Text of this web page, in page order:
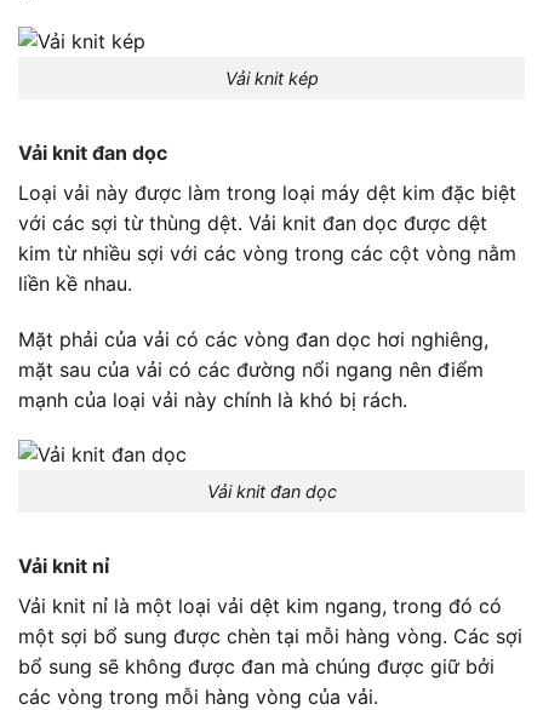
Vải knit kép
Vải knit đan dọc
Loại vải này được làm trong loại máy dệt kim đặc biệt
với các sợi từ thùng dệt. Vải knit đan dọc được dệt
kim từ nhiều sợi với các vòng trong các cột vòng nằm
liền kề nhau.
Mặt phải của vải có các vòng đan dọc hơi nghiêng,
mặt sau của vải có các đường nổi ngang nên điểm
mạnh của loại vải này chính là khó bị rách.
Vải knit đan dọc
Vải knit nỉ
Vải knit nỉ là một loại vải dệt kim ngang, trong đó có
một sợi bổ sung được chèn tại mỗi hàng vòng. Các sợi
bổ sung sẽ không được đan mà chúng được giữ bởi
các vòng trong mỗi hàng vòng của vải.